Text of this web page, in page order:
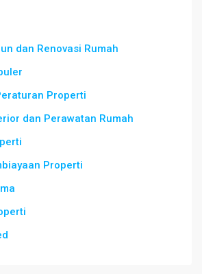
dan Renovasi Rumah
Properti
dan Perawatan Rumah
Properti